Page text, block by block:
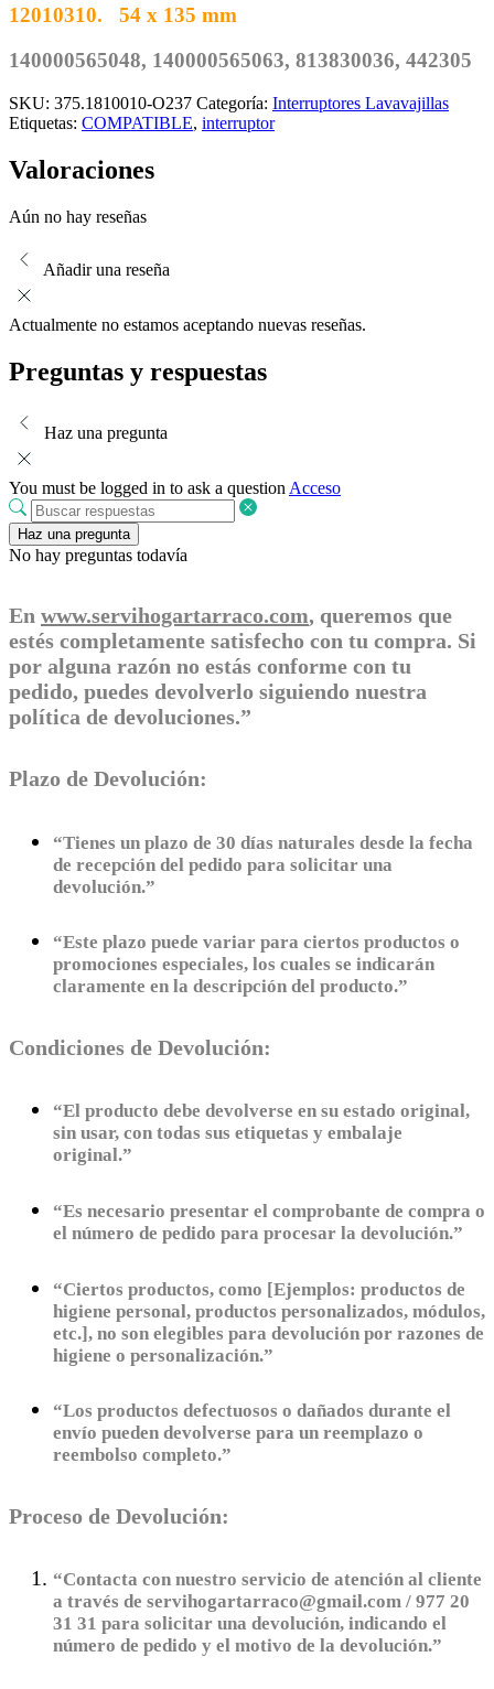
12010310. 54 x 135 mm
140000565048, 140000565063, 813830036, 442305
SKU: 375.1810010-O237 Categoría: Interruptores Lavavajillas
Etiquetas: COMPATIBLE, interruptor
Valoraciones
Aún no hay reseñas
Añadir una reseña
Actualmente no estamos aceptando nuevas reseñas.
Preguntas y respuestas
Haz una pregunta
You must be logged in to ask a questionAcceso
Haz una pregunta
No hay preguntas todavía
En www.servihogartarraco.com, queremos que
estés completamente satisfecho con tu compra. Si
por alguna razón no estás conforme con tu
pedido, puedes devolverlo siguiendo nuestra
política de devoluciones.”
Plazo de Devolución:
“Tienes un plazo de 30 días naturales desde la fecha
de recepción del pedido para solicitar una
devolución.”
“Este plazo puede variar para ciertos productos o
promociones especiales, los cuales se indicarán
claramente en la descripción del producto.”
Condiciones de Devolución:
“El producto debe devolverse en su estado original,
sin usar, con todas sus etiquetas y embalaje
original.”
“Es necesario presentar el comprobante de compra o
el número de pedido para procesar la devolución.”
“Ciertos productos, como [Ejemplos: productos de
higiene personal, productos personalizados, módulos,
etc.], no son elegibles para devolución por razones de
higiene o personalización.”
“Los productos defectuosos o dañados durante el
envío pueden devolverse para un reemplazo o
reembolso completo.”
Proceso de Devolución:
“Contacta con nuestro servicio de atención al cliente
a través de servihogartarraco@gmail.com / 977 20
31 31 para solicitar una devolución, indicando el
número de pedido y el motivo de la devolución.”